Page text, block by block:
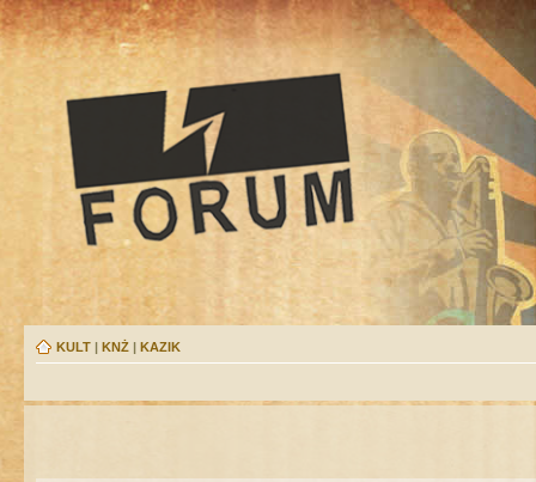
KULT | KNŻ | KAZIK